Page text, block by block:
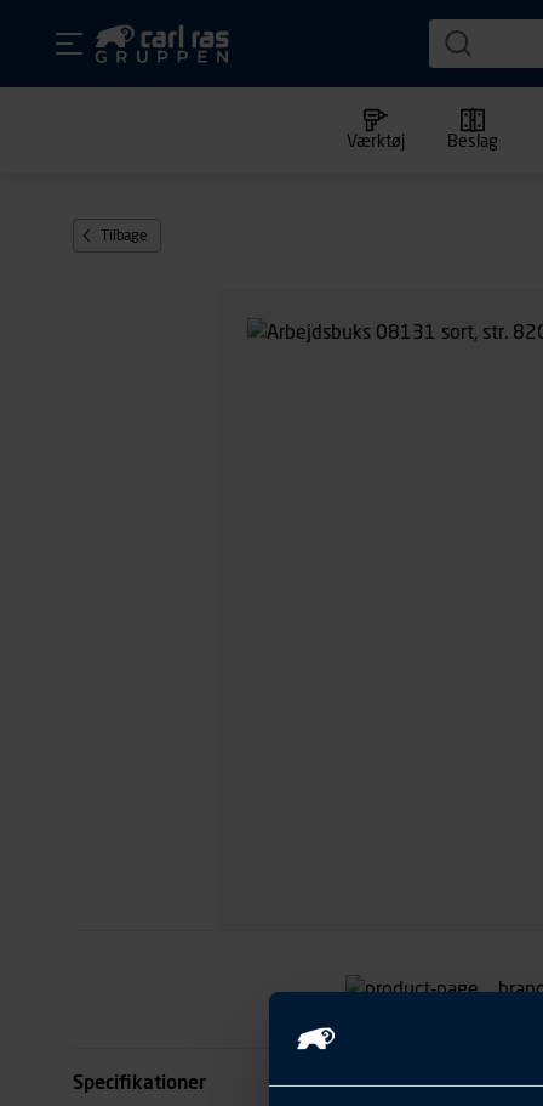
Værktøj Beslag
Tilbage
Specifikationer